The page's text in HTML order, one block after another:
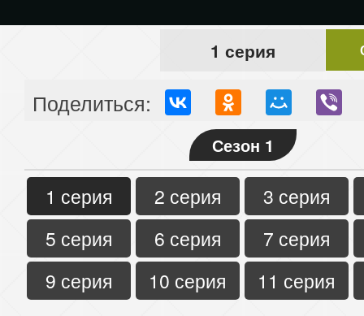
1 серия
Поделиться:
Сезон 1
1 серия 2 серия
3 серия
5 серия
6 серия
7 серия
9 серия
10 серия 11 серия